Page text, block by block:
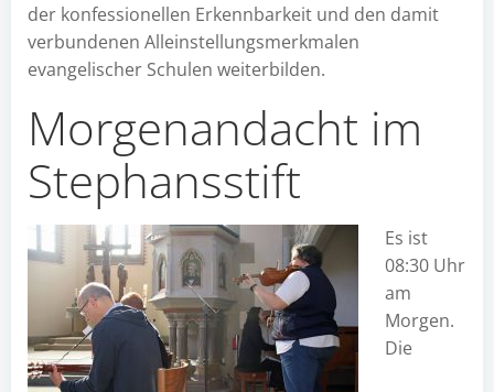
der konfessionellen Erkennbarkeit und den damit
verbundenen Alleinstellungsmerkmalen
evangelischer Schulen weiterbilden.
Morgenandacht im
Stephansstift
Es ist
08:30 Uhr
am
Morgen.
Die